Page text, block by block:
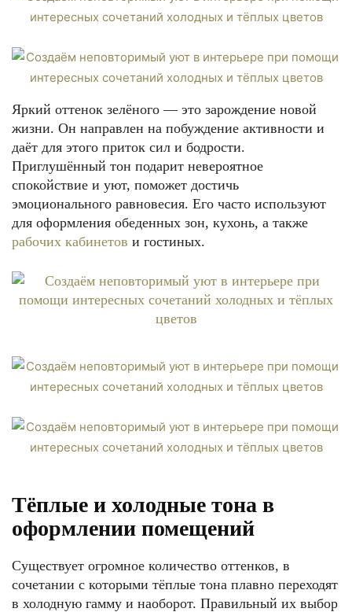
Яркий оттенок зелёного — это зарождение новой
жизни. Он направлен на побуждение активности и
даёт для этого приток сил и бодрости.
Приглушённый тон подарит невероятное
спокойствие и уют, поможет достичь
эмоционального равновесия. Его часто используют
для оформления обеденных зон, кухонь, а также
рабочих кабинетов и гостиных.
Тёплые и холодные тона в
оформлении помещений
Существует огромное количество оттенков, в
сочетании с которыми тёплые тона плавно переходят
в холодную гамму и наоборот. Правильный их выбор